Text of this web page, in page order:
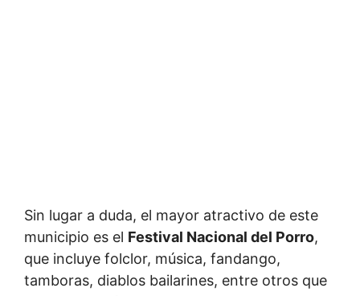
Sin lugar a duda, el mayor atractivo de este
municipio es el Festival Nacional del Porro,
que incluye folclor, música, fandango,
tamboras, diablos bailarines, entre otros que